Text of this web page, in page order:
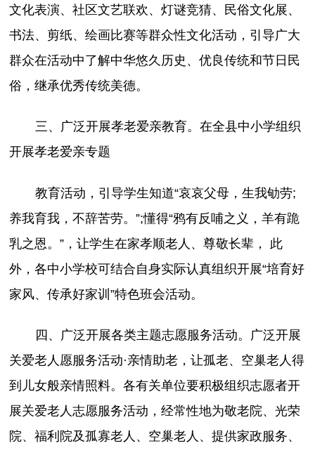
文化表演、社区文艺联欢、灯谜竞猜、民俗文化展、
书法、剪纸、绘画比赛等群众性文化活动，引导广大
群众在活动中了解中华悠久历史、优良传统和节日民
俗，继承优秀传统美德。
三、广泛开展孝老爱亲教育。在全县中小学组织
开展孝老爱亲专题
教育活动，引导学生知道“哀哀父母，生我劬劳;
养我育我，不辞苦劳。”;懂得“鸦有反哺之义，羊有跪
乳之恩。”，让学生在家孝顺老人、尊敬长辈， 此
外，各中小学校可结合自身实际认真组织开展“培育好
家风、传承好家训”特色班会活动。
四、广泛开展各类主题志愿服务活动。广泛开展
关爱老人愿服务活动·亲情助老，让孤老、空巢老人得
到儿女般亲情照料。各有关单位要积极组织志愿者开
展关爱老人志愿服务活动，经常性地为敬老院、光荣
院、福利院及孤寡老人、空巢老人、提供家政服务、